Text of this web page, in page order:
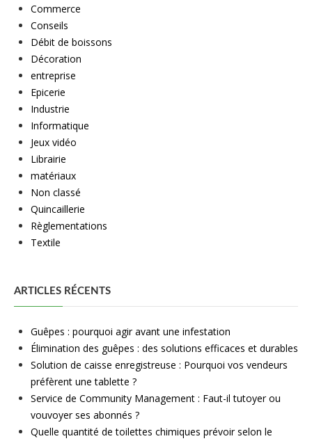
Commerce
Conseils
Débit de boissons
Décoration
entreprise
Epicerie
Industrie
Informatique
Jeux vidéo
Librairie
matériaux
Non classé
Quincaillerie
Règlementations
Textile
ARTICLES RÉCENTS
Guêpes : pourquoi agir avant une infestation
Élimination des guêpes : des solutions efficaces et durables
Solution de caisse enregistreuse : Pourquoi vos vendeurs
préfèrent une tablette ?
Service de Community Management : Faut-il tutoyer ou
vouvoyer ses abonnés ?
Quelle quantité de toilettes chimiques prévoir selon le